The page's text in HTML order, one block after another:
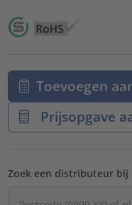
Toevoegen
Prijsopgave
Zoek een distributeur